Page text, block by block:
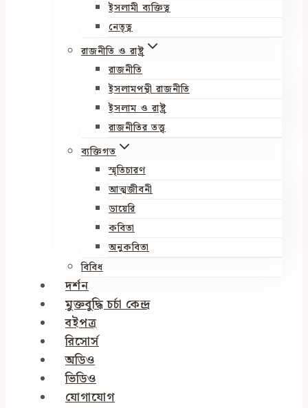
ইসলামী ব্যক্তিত্ব
নেতৃত্ব
রাজনীতি ও রাষ্ট্র
রাজনীতি
ইসলামপন্থী রাজনীতি
ইসলাম ও রাষ্ট্র
রাজনীতির তত্ত্ব
ব্যক্তিগত
স্মৃতিচারণ
আত্মজীবনী
ডায়েরি
কবিতা
অনুকবিতা
বিবিধ
দর্শন
মুক্তবুদ্ধি চর্চা কেন্দ্র
বইপত্র
রিসোর্স
অডিও
ভিডিও
যোগাযোগ